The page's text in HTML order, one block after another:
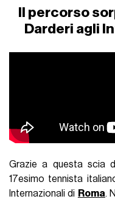
Il percorso
Darderi agli
Grazie a questa scia
17esimo tennista
Internazionali di Roma.